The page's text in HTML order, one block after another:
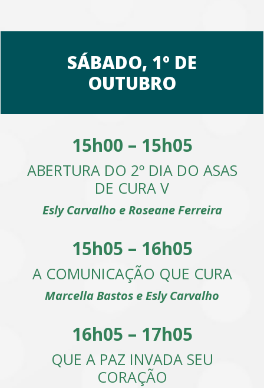
SÁBADO, 1º DE
OUTUBRO
15h00 – 15h05
ABERTURA DO 2º DIA DO ASAS
DE CURA V
Esly Carvalho e Roseane Ferreira
15h05 – 16h05
A COMUNICAÇÃO QUE CURA
Marcella Bastos e Esly Carvalho
16h05 – 17h05
QUE A PAZ INVADA SEU
CORAÇÃO